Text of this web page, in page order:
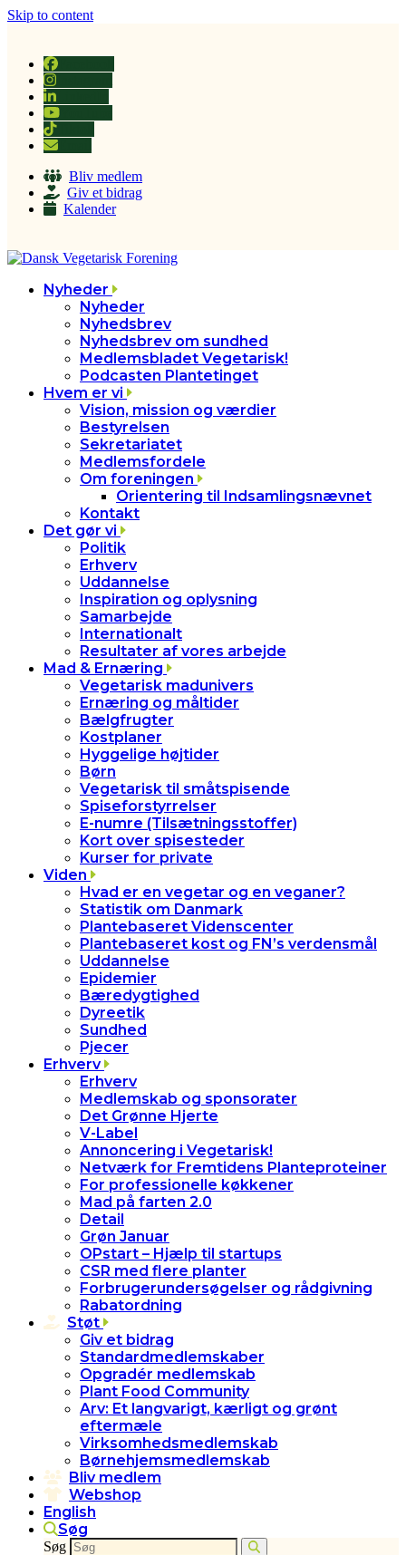
Skip to content
Tiktok
Bliv medlem
Giv et bidrag
Kalender
Nyheder
Nyheder
Nyhedsbrev
Nyhedsbrev om sundhed
Medlemsbladet Vegetarisk!
Podcasten Plantetinget
Hvem er vi
Vision, mission og værdier
Bestyrelsen
Sekretariatet
Medlemsfordele
Om foreningen
Orientering til Indsamlingsnævnet
Kontakt
Det gør vi
Politik
Erhverv
Uddannelse
Inspiration og oplysning
Samarbejde
Internationalt
Resultater af vores arbejde
Mad & Ernæring
Vegetarisk madunivers
Ernæring og måltider
Bælgfrugter
Kostplaner
Hyggelige højtider
Børn
Vegetarisk til småtspisende
Spiseforstyrrelser
E-numre (Tilsætningsstoffer)
Kort over spisesteder
Kurser for private
Viden
Hvad er en vegetar og en veganer?
Statistik om Danmark
Plantebaseret Videnscenter
Plantebaseret kost og FN’s verdensmål
Uddannelse
Epidemier
Bæredygtighed
Dyreetik
Sundhed
Pjecer
Erhverv
Erhverv
Medlemskab og sponsorater
Det Grønne Hjerte
V-Label
Annoncering i Vegetarisk!
Netværk for Fremtidens Planteproteiner
For professionelle køkkener
Mad på farten 2.0
Detail
Grøn Januar
OPstart – Hjælp til startups
CSR med flere planter
Forbrugerundersøgelser og rådgivning
Rabatordning
Støt
Giv et bidrag
Standardmedlemskaber
Opgradér medlemskab
Plant Food Community
Arv: Et langvarigt, kærligt og grønt
eftermæle
Virksomhedsmedlemskab
Børnehjemsmedlemskab
Bliv medlem
Webshop
English
Søg
Søg